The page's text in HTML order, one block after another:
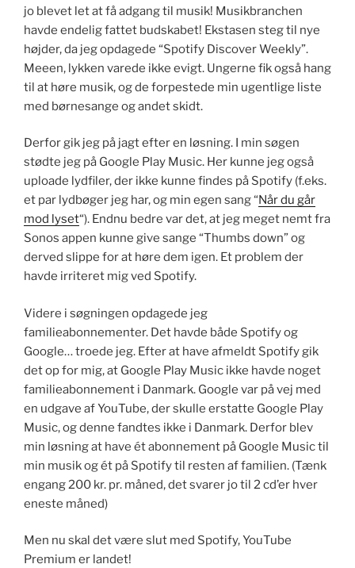
jo blevet let at få adgang til musik! Musikbranchen
havde endelig fattet budskabet! Ekstasen steg til nye
højder, da jeg opdagede “Spotify Discover Weekly”.
Meeen, lykken varede ikke evigt. Ungerne fik også hang
til at høre musik, og de forpestede min ugentlige liste
med børnesange og andet skidt.
Derfor gik jeg på jagt efter en løsning. I min søgen
stødte jeg på Google Play Music. Her kunne jeg også
uploade lydfiler, der ikke kunne findes på Spotify (f.eks.
et par lydbøger jeg har, og min egen sang “Når du går
mod lyset“). Endnu bedre var det, at jeg meget nemt fra
Sonos appen kunne give sange “Thumbs down” og
derved slippe for at høre dem igen. Et problem der
havde irriteret mig ved Spotify.
Videre i søgningen opdagede jeg
familieabonnementer. Det havde både Spotify og
Google… troede jeg. Efter at have afmeldt Spotify gik
det op for mig, at Google Play Music ikke havde noget
familieabonnement i Danmark. Google var på vej med
en udgave af YouTube, der skulle erstatte Google Play
Music, og denne fandtes ikke i Danmark. Derfor blev
min løsning at have ét abonnement på Google Music til
min musik og ét på Spotify til resten af familien. (Tænk
engang 200 kr. pr. måned, det svarer jo til 2 cd’er hver
eneste måned)
Men nu skal det være slut med Spotify, YouTube
Premium er landet!